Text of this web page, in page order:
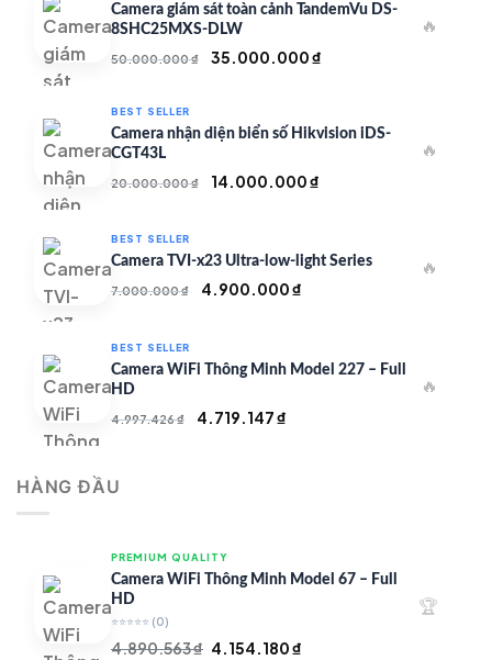
Camera giám sát toàn cảnh TandemVu DS-
8SHC25MXS-DLW
50.000.000₫
Giá
50.000.000 ₫.
35.000.000₫
là:
35.000.000 ₫.
🔥
BEST SELLER
Camera nhận diện biển số Hikvision iDS-
CGT43L
20.000.000₫
Giá
20.000.000 ₫.
14.000.000₫
là:
14.000.000 ₫.
🔥
BEST SELLER
Camera TVI-x23 Ultra-low-light Series
7.000.000₫
Giá
7.000.000 ₫.
4.900.000₫
là:
🔥
BEST SELLER
Camera WiFi Thông Minh Model 227 – Full
HD
4.997.426₫
Giá
4.719.147₫
🔥
HÀNG ĐẦU
PREMIUM QUALITY
Camera WiFi Thông Minh Model 67 – Full
HD
⭐⭐⭐⭐⭐ (0)
4.890.563₫ Giá
4.154.180₫
🏆